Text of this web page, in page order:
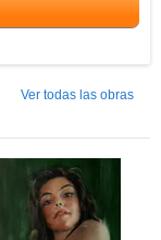
Ver todas las obras